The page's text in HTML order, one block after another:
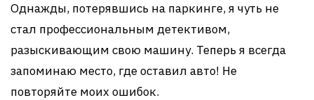
Однажды, потерявшись на паркинге, я чуть не
стал профессиональным детективом,
разыскивающим свою машину. Теперь я всегда
запоминаю место, где оставил авто! Не
повторяйте моих ошибок.